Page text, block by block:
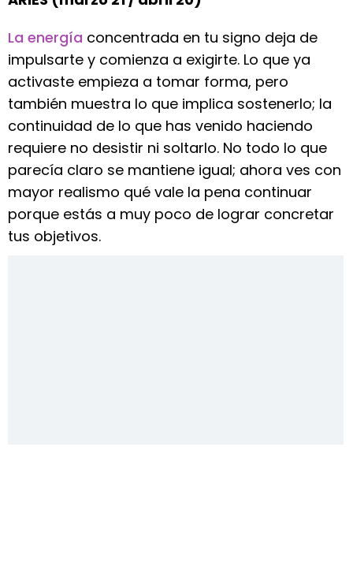
La energía concentrada en tu signo deja de
impulsarte y comienza a exigirte. Lo que ya
activaste empieza a tomar forma, pero
también muestra lo que implica sostenerlo; la
continuidad de lo que has venido haciendo
requiere no desistir ni soltarlo. No todo lo que
parecía claro se mantiene igual; ahora ves con
mayor realismo qué vale la pena continuar
porque estás a muy poco de lograr concretar
tus objetivos.